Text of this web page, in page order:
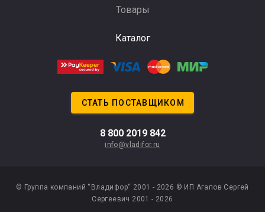
Товары
Каталог
СТАТЬ ПОСТАВЩИКОМ
8 800 2019 842
info@vladifor.ru
© Группа компаний “Владифор“ 2001 - 2026 © ИП Агапов Сергей
Сергеевич 2001 - 2026